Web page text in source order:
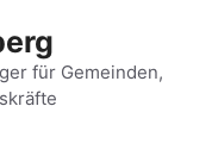
für Gemeinden,